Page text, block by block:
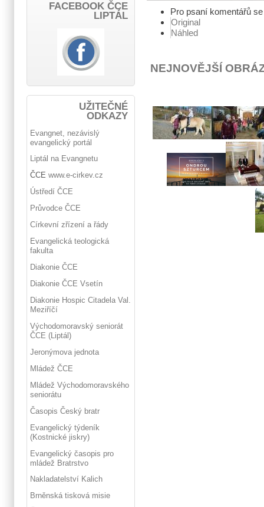
Pro psaní komentářů
Original
Náhled
NEJNOVĚJŠÍ
FACEBOOK ČCE
LIPTÁL
UŽITEČNÉ
ODKAZY
Evangnet, nezávislý
evangelický portál
Liptál na Evangnetu
ČCE www.e-cirkev.cz
Ústředí ČCE
Průvodce ČCE
Církevní zřízení a řády
Evangelická teologická
fakulta
Diakonie ČCE
Diakonie ČCE Vsetín
Diakonie Hospic Citadela Val.
Meziříčí
Východomoravský seniorát
ČCE (Liptál)
Jeronýmova jednota
Mládež ČCE
Mládež Východomoravského
seniorátu
Časopis Český bratr
Evangelický týdeník
(Kostnické jiskry)
Evangelický časopis pro
mládež Bratrstvo
Nakladatelství Kalich
Brněnská tisková misie